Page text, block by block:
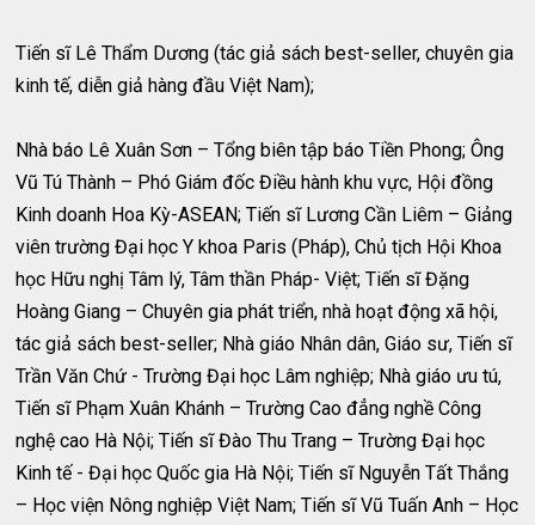
Tiến sĩ Lê Thẩm Dương (tác giả sách best-seller, chuyên gia
kinh tế, diễn giả hàng đầu Việt Nam);
Nhà báo Lê Xuân Sơn – Tổng biên tập báo Tiền Phong; Ông
Vũ Tú Thành – Phó Giám đốc Điều hành khu vực, Hội đồng
Kinh doanh Hoa Kỳ-ASEAN; Tiến sĩ Lương Cần Liêm – Giảng
viên trường Đại học Y khoa Paris (Pháp), Chủ tịch Hội Khoa
học Hữu nghị Tâm lý, Tâm thần Pháp- Việt; Tiến sĩ Đặng
Hoàng Giang – Chuyên gia phát triển, nhà hoạt động xã hội,
tác giả sách best-seller; Nhà giáo Nhân dân, Giáo sư, Tiến sĩ
Trần Văn Chứ - Trường Đại học Lâm nghiệp; Nhà giáo ưu tú,
Tiến sĩ Phạm Xuân Khánh – Trường Cao đẳng nghề Công
nghệ cao Hà Nội; Tiến sĩ Đào Thu Trang – Trường Đại học
Kinh tế - Đại học Quốc gia Hà Nội; Tiến sĩ Nguyễn Tất Thắng
– Học viện Nông nghiệp Việt Nam; Tiến sĩ Vũ Tuấn Anh – Học